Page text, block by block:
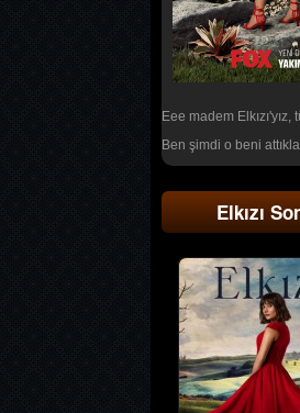
Eee madem
Ben şimdi o beni
Elkızı